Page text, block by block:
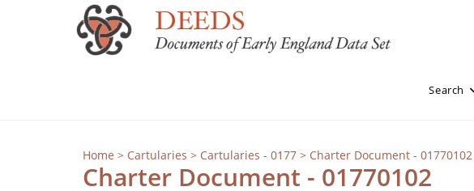
Search
Home > Cartularies > Cartularies - 0177 > Charter Document - 01770102
Charter Document - 01770102